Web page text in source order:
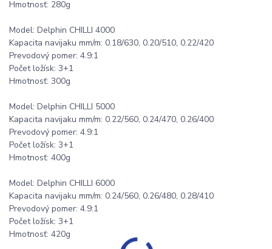
Hmotnosť: 280g
Model: Delphin CHILLI 4000
Kapacita navijaku mm/m: 0.18/630, 0.20/510, 0.22/420
Prevodový pomer: 4.9:1
Počet ložísk: 3+1
Hmotnosť: 300g
Model: Delphin CHILLI 5000
Kapacita navijaku mm/m: 0.22/560, 0.24/470, 0.26/400
Prevodový pomer: 4.9:1
Počet ložísk: 3+1
Hmotnosť: 400g
Model: Delphin CHILLI 6000
Kapacita navijaku mm/m: 0.24/560, 0.26/480, 0.28/410
Prevodový pomer: 4.9:1
Počet ložísk: 3+1
Hmotnosť: 420g